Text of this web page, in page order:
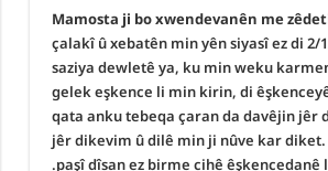
Mamosta ji bo xwendevanên me
çalakî û xebatên min yên siyasî ez di
saziya dewletê ya, ku min weku
gelek eşkence li min kirin, di
qata anku tebeqa çaran da davêjin jêr
jêr dikevim û dilê min ji nûve kar